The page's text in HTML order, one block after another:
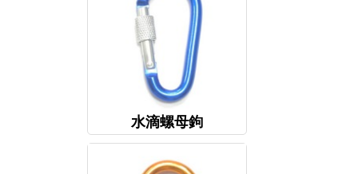
水滴螺母鉤